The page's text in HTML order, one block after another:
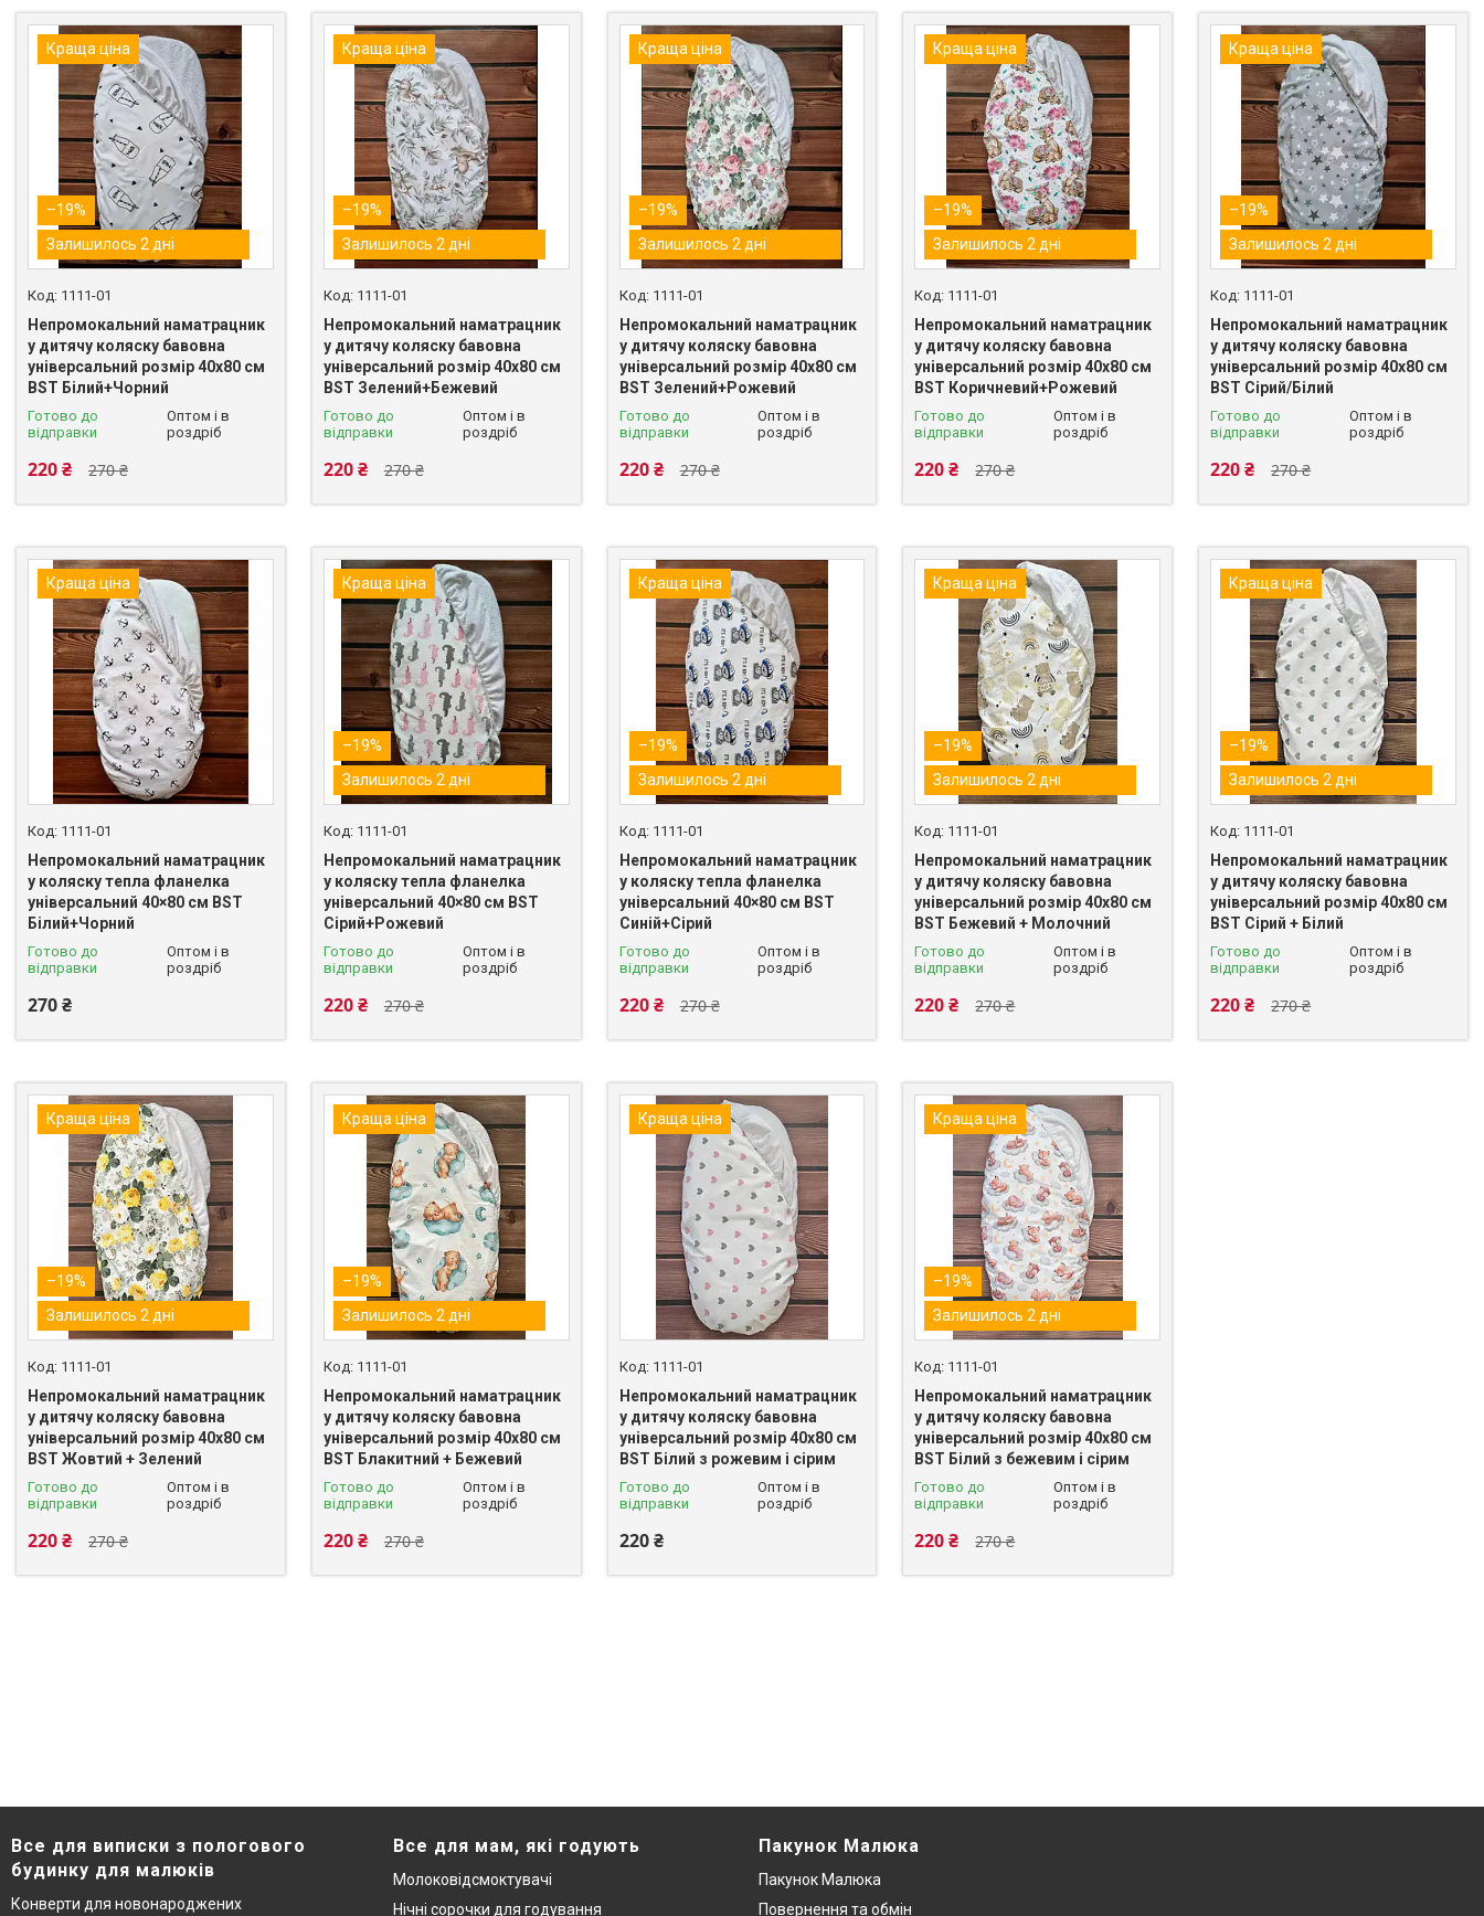
Краща ціна
–19%
Залишилось 2 дні
1111-01
Непромокальний наматрацник
у дитячу коляску бавовна
універсальний розмір 40х80 см
BST Білий+Чорний
Готово до
відправки
Оптом і в
роздріб
270 ₴
220 ₴
Краща ціна
–19%
Залишилось 2 дні
1111-01
Непромокальний наматрацник
у дитячу коляску бавовна
універсальний розмір 40х80 см
BST Зелений+Бежевий
Готово до
відправки
Оптом і в
роздріб
270 ₴
220 ₴
Краща ціна
–19%
Залишилось 2 дні
1111-01
Непромокальний наматрацник
у дитячу коляску бавовна
універсальний розмір 40х80 см
BST Зелений+Рожевий
Готово до
відправки
Оптом і в
роздріб
270 ₴
220 ₴
Краща ціна
–19%
Залишилось 2 дні
1111-01
Непромокальний наматрацник
у дитячу коляску бавовна
універсальний розмір 40х80 см
BST Коричневий+Рожевий
Готово до
відправки
Оптом і в
роздріб
270 ₴
220 ₴
Краща ціна
–19%
Залишилось 2 дні
1111-01
Непромокальний наматрацник
у дитячу коляску бавовна
універсальний розмір 40х80 см
BST Сірий/Білий
Готово до
відправки
Оптом і в
роздріб
270 ₴
220 ₴
Краща ціна
1111-01
Непромокальний наматрацник
у коляску тепла фланелка
універсальний 40×80 см BST
Білий+Чорний
Готово до
відправки
Оптом і в
роздріб
270 ₴
Краща ціна
–19%
Залишилось 2 дні
1111-01
Непромокальний наматрацник
у коляску тепла фланелка
універсальний 40×80 см BST
Сірий+Рожевий
Готово до
відправки
Оптом і в
роздріб
270 ₴
220 ₴
Краща ціна
–19%
Залишилось 2 дні
1111-01
Непромокальний наматрацник
у коляску тепла фланелка
універсальний 40×80 см BST
Синій+Сірий
Готово до
відправки
Оптом і в
роздріб
270 ₴
220 ₴
Краща ціна
–19%
Залишилось 2 дні
1111-01
Непромокальний наматрацник
у дитячу коляску бавовна
універсальний розмір 40х80 см
BST Бежевий + Молочний
Готово до
відправки
Оптом і в
роздріб
270 ₴
220 ₴
Краща ціна
–19%
Залишилось 2 дні
1111-01
Непромокальний наматрацник
у дитячу коляску бавовна
універсальний розмір 40х80 см
BST Сірий + Білий
Готово до
відправки
Оптом і в
роздріб
270 ₴
220 ₴
Краща ціна
–19%
Залишилось 2 дні
1111-01
Непромокальний наматрацник
у дитячу коляску бавовна
універсальний розмір 40х80 см
BST Жовтий + Зелений
Готово до
відправки
Оптом і в
роздріб
270 ₴
220 ₴
Краща ціна
–19%
Залишилось 2 дні
1111-01
Непромокальний наматрацник
у дитячу коляску бавовна
універсальний розмір 40х80 см
BST Блакитний + Бежевий
Готово до
відправки
Оптом і в
роздріб
270 ₴
220 ₴
Краща ціна
1111-01
Непромокальний наматрацник
у дитячу коляску бавовна
універсальний розмір 40х80 см
BST Білий з рожевим і сірим
Готово до
відправки
Оптом і в
роздріб
220 ₴
Краща ціна
–19%
Залишилось 2 дні
1111-01
Непромокальний наматрацник
у дитячу коляску бавовна
універсальний розмір 40х80 см
BST Білий з бежевим і сірим
Готово до
відправки
Оптом і в
роздріб
270 ₴
220 ₴
Все для виписки з пологового
будинку для малюків
Конверти для новонароджених
Все для мам, які годують
Молоковідсмоктувачі
Нічні сорочки для годування
Пакунок Малюка
Пакунок Малюка
Повернення та обмін